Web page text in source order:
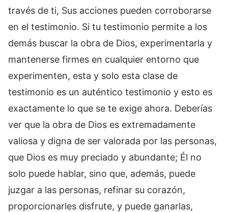
través de ti, Sus acciones pueden corroborarse
en el testimonio. Si tu testimonio permite a los
demás buscar la obra de Dios, experimentarla y
mantenerse firmes en cualquier entorno que
experimenten, esta y solo esta clase de
testimonio es un auténtico testimonio y esto es
exactamente lo que se te exige ahora. Deberías
ver que la obra de Dios es extremadamente
valiosa y digna de ser valorada por las personas,
que Dios es muy preciado y abundante; Él no
solo puede hablar, sino que, además, puede
juzgar a las personas, refinar su corazón,
proporcionarles disfrute, y puede ganarlas,